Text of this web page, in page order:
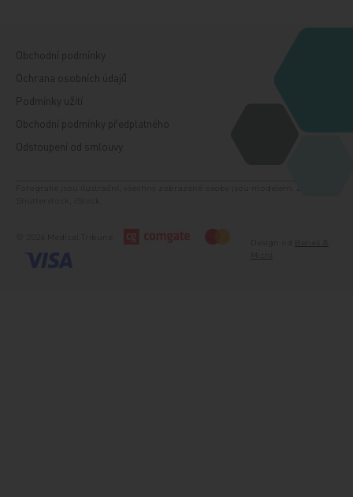
Obchodní podmínky
Ochrana osobních údajů
Podmínky užití
Obchodní podmínky předplatného
Odstoupení od smlouvy